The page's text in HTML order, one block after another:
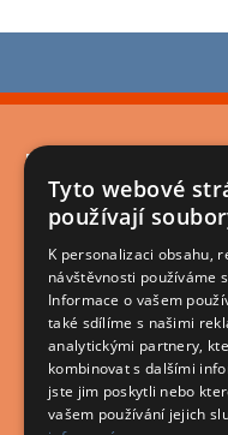
Informace
Zákaznická
Můj účet
+420
Tyto webové
používají
K personalizaci obsahu,
návštěvnosti používáme
Informace o vašem
také sdílíme s našimi
analytickými partnery,
kombinovat s dalšími
jste jim poskytli nebo
vašem používání jejich